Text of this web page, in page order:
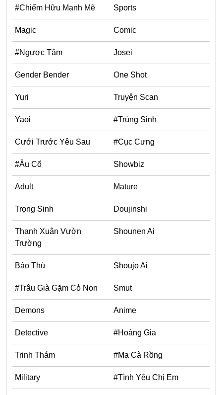
Seinen
Sci-Fi
#Sủng Ngọt
Harem
Ecchi
Huyền Huyễn
Isekai
#Chiếm Hữu Mạnh Mẽ
Magic
#Ngược Tâm
Gender Bender
One Shot
Truyện Scan
#Chiếm Hữu Mạnh Mẽ Sports
Magic Comic
#Ngược Tâm Josei
Gender Bender One Shot
Yuri Truyện Scan
Yaoi #Trùng Sinh
Cưới Trước Yêu Sau #Cục Cưng
#Âu Cổ Showbiz
Adult Mature
Trọng Sinh Doujinshi
Thanh Xuân Vườn
Trường
Shounen Ai
Báo Thù Shoujo Ai
#Trâu Già Gặm Cỏ Non Smut
Demons Anime
Detective #Hoàng Gia
Trinh Thám #Ma Cà Rồng
Military #Tình Yêu Chị Em